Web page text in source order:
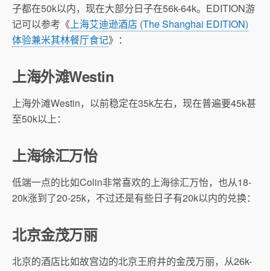
子都在50k以内，现在大部分日子在56k-64k。EDITION游
记可以参考《上海艾迪逊酒店 (The Shanghai EDITION)
体验兼米其林餐厅食记》：
上海外滩Westin
上海外滩Westin，以前稳定在35k左右，现在普遍要45k甚
至50k以上：
上海徐汇万怡
低端一点的比如Colin非常喜欢的上海徐汇万怡，也从18-
20k涨到了20-25k，不过还是有些日子有20k以内的兑换：
北京金茂万丽
北京的酒店比如故宫边的北京王府井的金茂万丽，从26k-